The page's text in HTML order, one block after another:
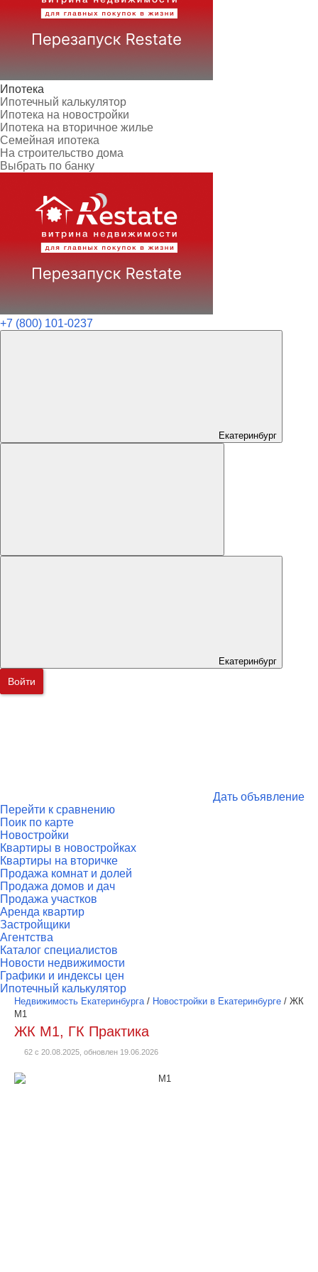
Ипотека
Ипотечный калькулятор
Ипотека на новостройки
Ипотека на вторичное жилье
Семейная ипотека
На строительство дома
Выбрать по банку
+7 (800) 101-0237
Екатеринбург
Екатеринбург
Войти
Дать объявление
Перейти к сравнению
Поик по карте
Новостройки
Квартиры в новостройках
Квартиры на вторичке
Продажа комнат и долей
Продажа домов и дач
Продажа участков
Аренда квартир
Застройщики
Агентства
Каталог специалистов
Новости недвижимости
Графики и индексы цен
Ипотечный калькулятор
Недвижимость Екатеринбурга/ Новостройки в Екатеринбурге / ЖК
М1
ЖК М1, ГК Практика
62 с 20.08.2025, обновлен 19.06.2026